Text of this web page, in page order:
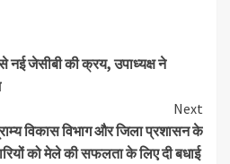
नई जेसीबी की क्रय, उपाध्यक्ष ने
Next
विकास विभाग और जिला प्रशासन के
को मेले की सफलता के लिए दी बधाई